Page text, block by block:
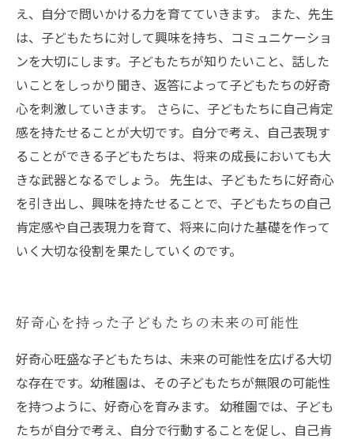
え、自分で問いかける力を育てていきます。 また、先生
は、子どもたちに対して興味を持ち、コミュニケーショ
ンを大切にします。子どもたちが知りたいこと、話した
いことをしっかり聞き、返答によって子どもたちの好奇
心を刺激していきます。 さらに、子どもたちに自己肯定
感を持たせることが大切です。自分で考え、自己表現す
ることができる子どもたちは、将来の成長においても大
きな武器となるでしょう。 先生は、子どもたちに好奇心
を引き出し、興味を持たせることで、子どもたちの自己
肯定感や自己表現力を育て、将来に向けた基礎を作って
いく大切な役割を果たしていくのです。
好奇心を持った子どもたちの未来の可能性
好奇心旺盛な子どもたちは、未来の可能性を広げる大切
な存在です。幼稚園は、その子どもたちが無限の可能性
を持つように、好奇心を育みます。 幼稚園では、子ども
たちが自分で考え、自分で行動することを促し、自己肯